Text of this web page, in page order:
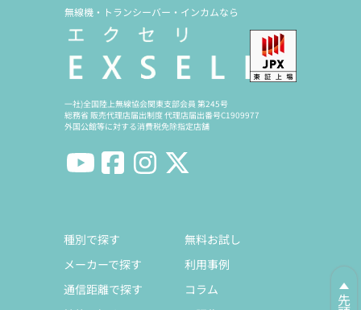
無線機・トランシーバー・インカムなら
一社)全国陸上無線協会関東支部会員 第245号
総務省 販売代理店届出制度 代理店届出番号C1909977
外国公館等に対する消費税免除指定店舗
種別で探す
メーカーで探す
通信距離で探す
無料お試し
利用事例
コラム